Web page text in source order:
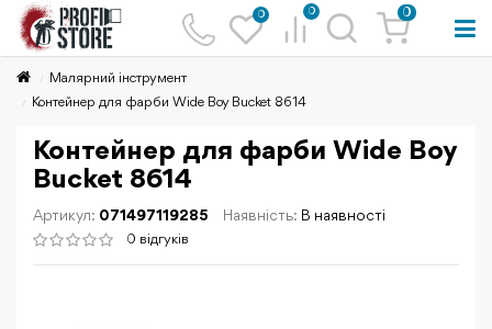
0 0 0
Малярний інструмент
Контейнер для фарби Wide Boy Bucket 8614
Контейнер для фарби Wide Boy
Bucket 8614
Артикул: 071497119285 Наявність: В наявності
0 відгуків